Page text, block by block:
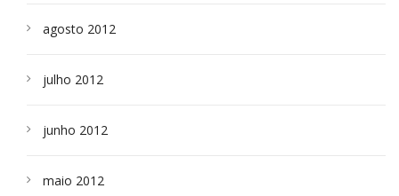
agosto 2012
julho 2012
junho 2012
maio 2012